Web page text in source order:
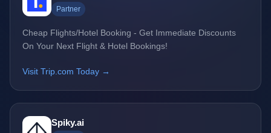
Partner
Cheap Flights/Hotel Booking - Get Immediate Discounts
On Your Next Flight & Hotel Bookings!
Visit Trip.com Today →
Spiky.ai